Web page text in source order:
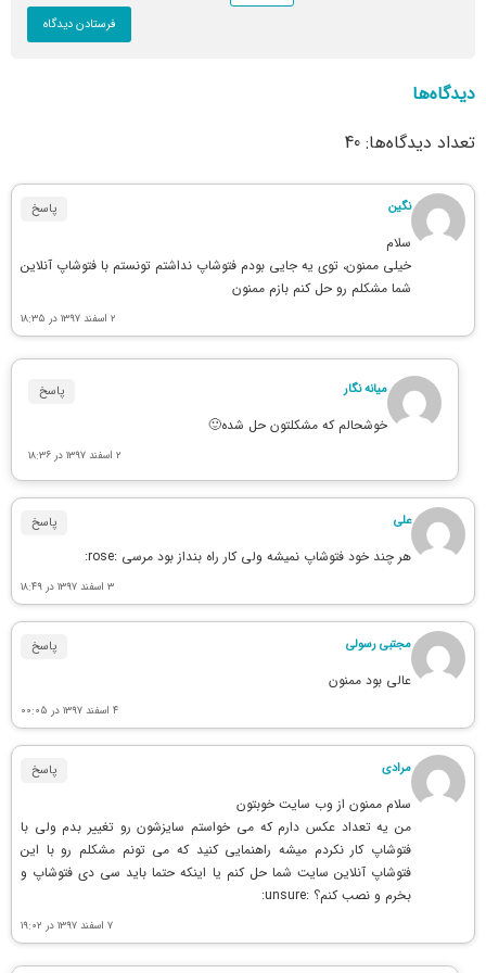
دیدگاه‌ها
تعداد دیدگاه‌ها: 40
نگین پاسخ
سلام
خیلی ممنون، توی یه جایی بودم فتوشاپ نداشتم تونستم با فتوشاپ آنلاین
شما مشکلم رو حل کنم بازم ممنون
۲ اسفند ۱۳۹۷ در ۱۸:۳۵
میانه نگار پاسخ
خوشحالم که مشکلتون حل شده🙂
۲ اسفند ۱۳۹۷ در ۱۸:۳۶
علی پاسخ
هر چند خود فتوشاپ نمیشه ولی کار راه بنداز بود مرسی :rose:
۳ اسفند ۱۳۹۷ در ۱۸:۴۹
مجتبی رسولی پاسخ
عالی بود ممنون
۴ اسفند ۱۳۹۷ در ۰۰:۰۵
مرادی پاسخ
سلام ممنون از وب سایت خوبتون
من یه تعداد عکس دارم که می خواستم سایزشون رو تغییر بدم ولی با
فتوشاپ کار نکردم میشه راهنمایی کنید که می تونم مشکلم رو با این
فتوشاپ آنلاین سایت شما حل کنم یا اینکه حتما باید سی دی فتوشاپ و
بخرم و نصب کنم؟ :unsure:
۷ اسفند ۱۳۹۷ در ۱۹:۰۲